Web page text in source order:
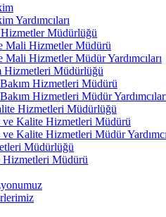
Yardımcıları
Müdürlüğü
Mali Hizmetler Müdürü
Mali Hizmetler Müdür Yardımcıları
Hizmetleri Müdürlüğü
Bakım Hizmetleri Müdürü
Hizmetleri Müdür
Hizmetleri Müdürlüğü
ve Kalite Hizmetleri Müdürü
Kalite Hizmetleri Müdür
Müdürlüğü
Hizmetleri Müdürü